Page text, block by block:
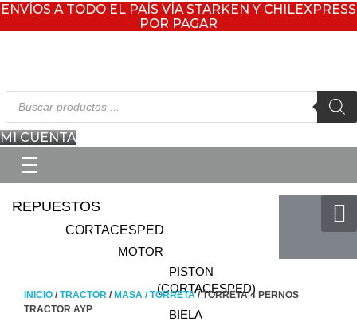
ENVÍOS A TODO EL PAÍS VÍA STARKEN Y CHILEXPRESS
POR PAGAR
Búsqueda
de
productos
MI CUENTA
REPUESTOS
CORTACESPED
MOTOR
PISTON
(CORTACESPED)
BIELA
INICIO / TRACTOR / MASA / TORRETA/ TORRETA 4 PERNOS
TRACTOR AYP